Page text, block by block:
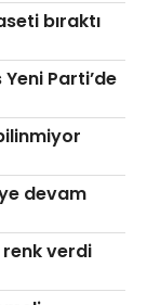
bıraktı
Yeni Parti’de
devam
renk verdi